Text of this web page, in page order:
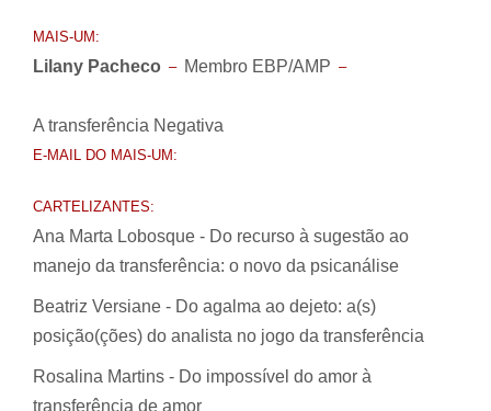
MAIS-UM:
Lilany Pacheco – Membro EBP/AMP –
A transferência Negativa
E-MAIL DO MAIS-UM:
CARTELIZANTES:
Ana Marta Lobosque - Do recurso à sugestão ao
manejo da transferência: o novo da psicanálise
Beatriz Versiane - Do agalma ao dejeto: a(s)
posição(ções) do analista no jogo da transferência
Rosalina Martins - Do impossível do amor à
transferência de amor